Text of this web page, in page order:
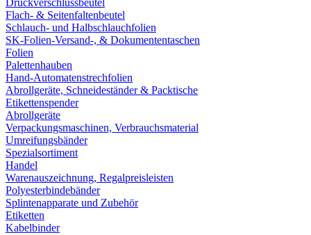
Druckverschlussbeutel
Flach- & Seitenfaltenbeutel
Schlauch- und Halbschlauchfolien
SK-Folien-Versand-, & Dokumententaschen
Folien
Palettenhauben
Hand-Automatenstrechfolien
Abrollgeräte, Schneideständer & Packtische
Etikettenspender
Abrollgeräte
Verpackungsmaschinen, Verbrauchsmaterial
Umreifungsbänder
Spezialsortiment
Handel
Warenauszeichnung, Regalpreisleisten
Polyesterbindebänder
Splintenapparate und Zubehör
Etiketten
Kabelbinder